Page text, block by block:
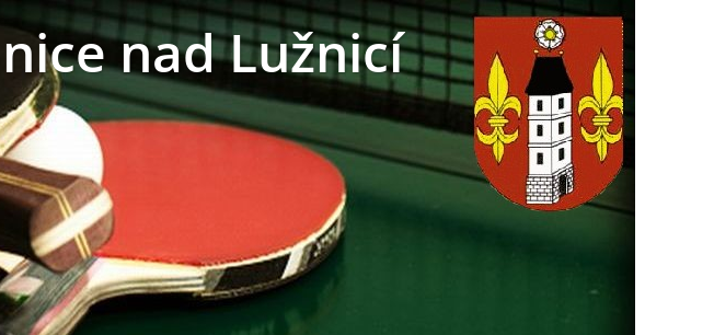
nad Lužnicí